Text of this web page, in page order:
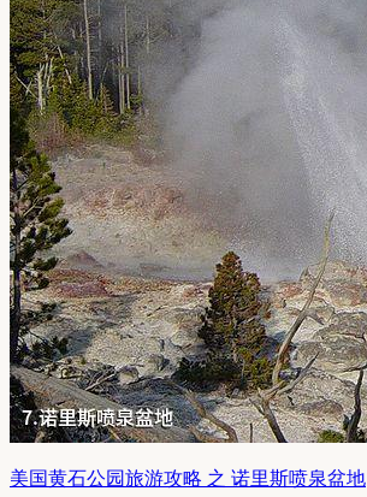
美国黄石公园旅游攻略 之 诺里斯喷泉盆地